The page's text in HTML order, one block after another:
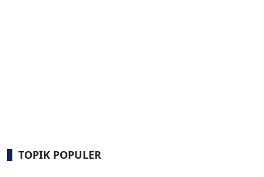
TOPIK POPULER